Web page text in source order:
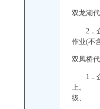
京园林资质代办-一般商务
办工商营业执照公司-阿里巴
账代办工商营业执照工商代工
阴影面积_福克斯论坛_汽车之
开发（000514）_公告正文_财
双龙湖
2．企
作业(不
双凤桥
1．企
上。 一
级、 1